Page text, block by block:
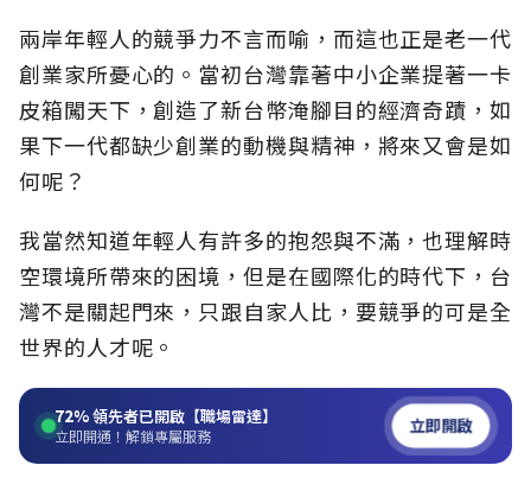
兩岸年輕人的競爭力不言而喻，而這也正是老一代
創業家所憂心的。當初台灣靠著中小企業提著一卡
皮箱闖天下，創造了新台幣淹腳目的經濟奇蹟，如
果下一代都缺少創業的動機與精神，將來又會是如
何呢？
我當然知道年輕人有許多的抱怨與不滿，也理解時
空環境所帶來的困境，但是在國際化的時代下，台
灣不是關起門來，只跟自家人比，要競爭的可是全
世界的人才呢。
72%領先者已開啟【職場雷達】
立即開通！解鎖專屬服務 立即開啟